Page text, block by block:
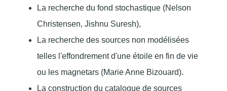
La recherche du fond stochastique (Nelson
Christensen, Jishnu Suresh),
La recherche des sources non modélisées
telles l'effondrement d'une étoile en fin de vie
ou les magnetars (Marie Anne Bizouard).
La construction du catalogue de sources